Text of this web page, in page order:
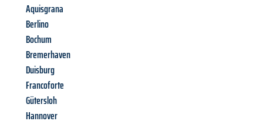
Aquisgrana
Berlino
Bochum
Bremerhaven
Duisburg
Francoforte
Gütersloh
Hannover